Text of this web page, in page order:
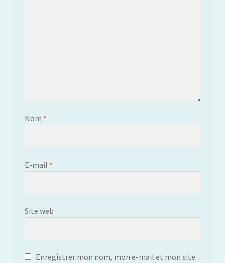
Nom *
E-mail *
Site web
Enregistrer mon nom, mon e-mail et mon site